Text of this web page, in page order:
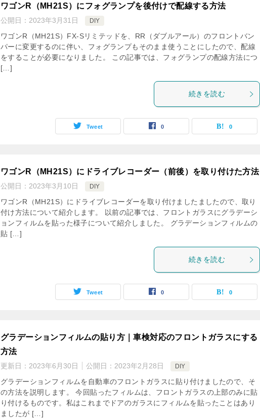
ワゴンR（MH21S）にフォグランプを後付けで配線する方法
公開日： 2023年3月31日 DIY
ワゴンR（MH21S）FX-Sリミテッドを、RR（ダブルアール）のフロントバン
パーに変更するのに伴い、フォグランプもそのまま使うことにしたので、配線
をすることが必要になりました。 この記事では、フォグランプの配線方法につ
[…]
続きを読む
Tweet 0 0
ワゴンR（MH21S）にドライブレコーダー（前後）を取り付けた方法
公開日： 2023年3月10日 DIY
ワゴンR（MH21S）にドライブレコーダーを取り付けましたましたので、取り
付け方法について紹介します。 以前の記事では、フロントガラスにグラデーシ
ョンフィルムを貼った様子について紹介しました。 グラデーションフィルムの
貼 […]
続きを読む
Tweet 0 0
グラデーションフィルムの貼り方｜車検対応のフロントガラスにする
方法
更新日： 2023年6月30日 公開日： 2023年2月28日 DIY
グラデーションフィルムを自動車のフロントガラスに貼り付けましたので、そ
の方法を説明します。 今回貼ったフィルムは、フロントガラスの上部のみに貼
り付けるものです。私はこれまでドアのガラスにフィルムを貼ったことはあり
ましたが […]